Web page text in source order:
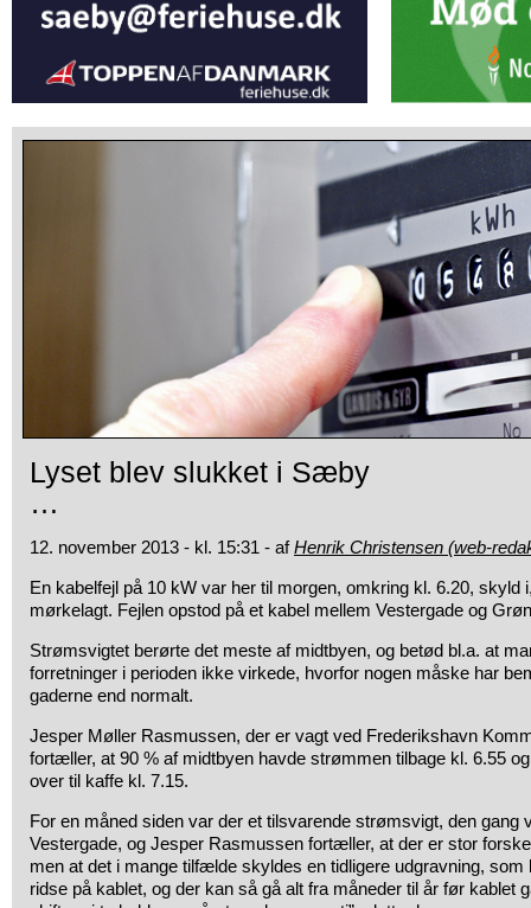
Lyset blev slukket i Sæby
…
12. november 2013 - kl. 15:31 - afHenrik Christensen (web-
En kabelfejl på 10 kW var her til morgen, omkring kl. 6.20, skyld
mørkelagt. Fejlen opstod på et kabel mellem Vestergade og
Strømsvigtet berørte det meste af midtbyen, og betød bl.a. at
forretninger i perioden ikke virkede, hvorfor nogen måske har
gaderne end normalt.
Jesper Møller Rasmussen, der er vagt ved Frederikshavn
fortæller, at 90 % af midtbyen havde strømmen tilbage kl. 6.55
over til kaffe kl. 7.15.
For en måned siden var der et tilsvarende strømsvigt, den gang
Vestergade, og Jesper Rasmussen fortæller, at der er stor
men at det i mange tilfælde skyldes en tidligere udgravning, som
ridse på kablet, og der kan så gå alt fra måneder til år før kablet